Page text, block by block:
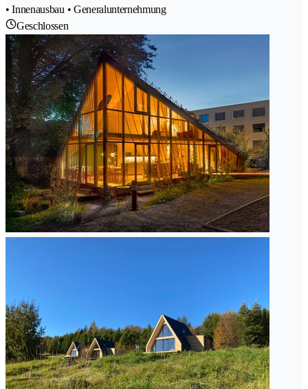
• Innenausbau • Generalunternehmung
Geschlossen